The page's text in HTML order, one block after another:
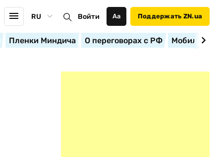
RU Войти Аа Поддержать ZN.ua
Пленки Миндича О переговорах с РФ